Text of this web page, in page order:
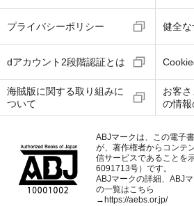
プライバシーポリシー 健全な
dアカウント2段階認証とは
海賊版に関する取り組みに
ついて
お客
の情報
ABJマークは、この電子
が、著作権者からコンテ
信サービスであることを
6091713号）です。
ABJマークの詳細、ABJ
の一覧はこちら
→ https://aebs.or.jp/